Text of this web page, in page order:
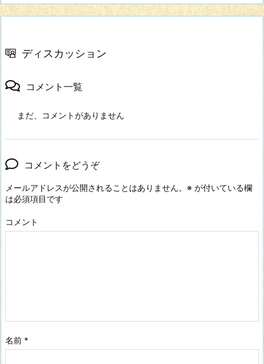
ディスカッション
コメント一覧
まだ、コメントがありません
コメントをどうぞ
メールアドレスが公開されることはありません。 ※ が付いている欄
は必須項目です
コメント
名前 *